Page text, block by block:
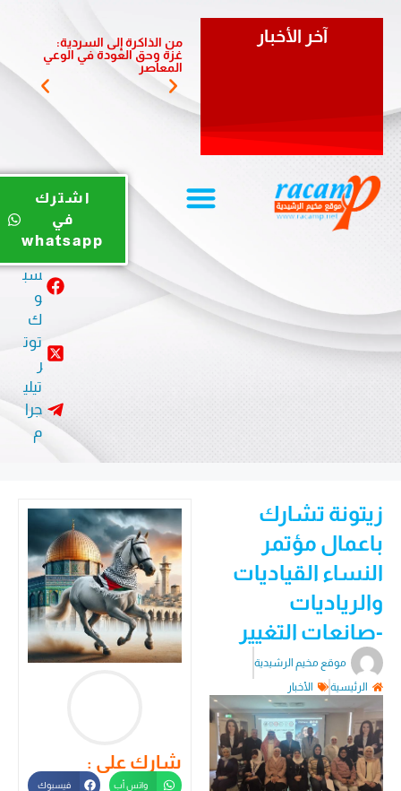
آخر الأخبار
من الذاكرة إلى السردية:
غزة وحق العودة في الوعي
المعاصر
يو
ب
سب
و
توت
ر
تيلي
جرا
م
اشترك
في
whatsapp
زيتونة تشارك
باعمال مؤتمر
النساء القياديات
والرياديات
-صانعات التغيير
موقع مخيم الرشيدية
الرئيسية
الأخبار
شارك على :
واتس أب فيسبوك